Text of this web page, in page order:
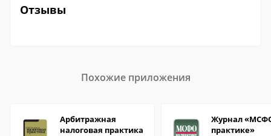
Отзывы
Похожие приложения
Арбитражная
налоговая практика
Журнал
практике»